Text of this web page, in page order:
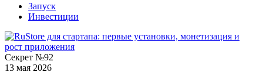
Запуск
Инвестиции
Секрет №92
13 мая 2026